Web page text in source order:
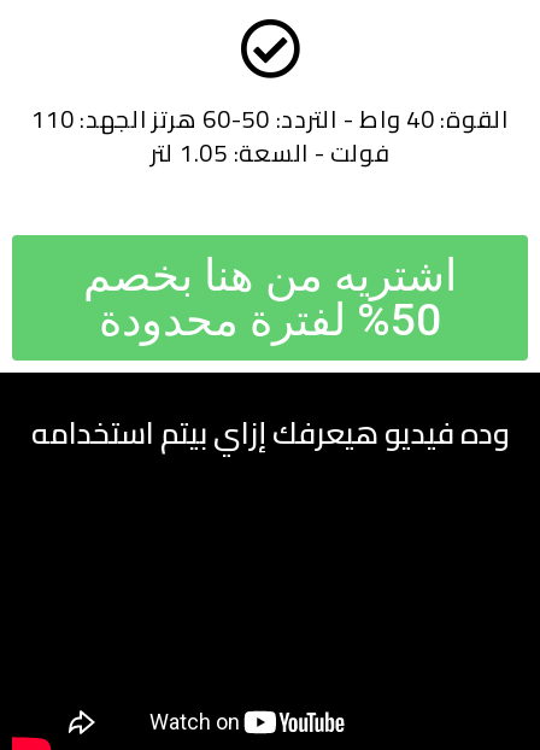
القوة: 40 واط - التردد: 50-60 هرتز الجهد: 110
فولت - السعة: 1.05 لتر
اشتريه من هنا بخصم
50% لفترة محدودة
وده فيديو هيعرفك إزاي بيتم استخدامه